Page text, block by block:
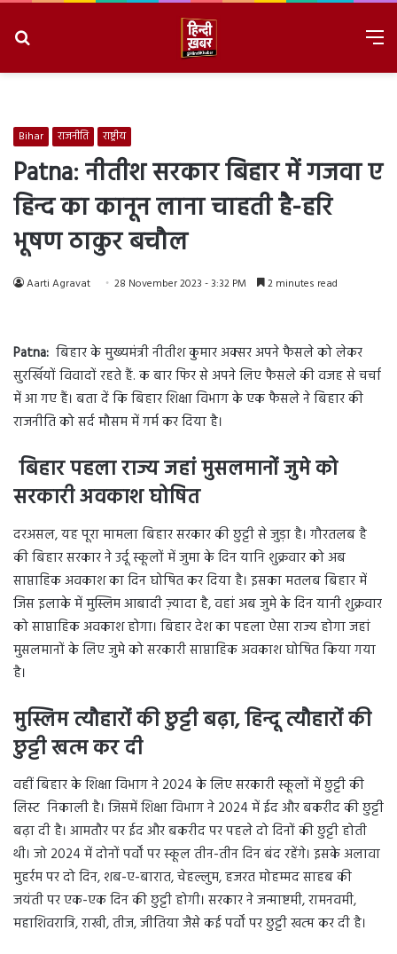
Bihar राजनीति राष्ट्रीय
Patna: नीतीश सरकार बिहार में गजवा ए
हिन्द का कानून लाना चाहती है-हरि
भूषण ठाकुर बचौल
Aarti Agravat 28 November 2023 - 3:32 PM 2 minutes read
Patna: बिहार के मुख्यमंत्री नीतीश कुमार अक्सर अपने फैसले को लेकर
सुरर्खियों विवादों रहते हैं. क बार फिर से अपने लिए फैसले की वजह से चर्चा
में आ गए हैं। बता दें कि बिहार शिक्षा विभाग के एक फैसले ने बिहार की
राजनीति को सर्द मौसम में गर्म कर दिया है।
बिहार पहला राज्य जहां मुसलमानों जुमे को
सरकारी अवकाश घोषित
दरअसल, यह पूरा मामला बिहार सरकार की छुट्टी से जुड़ा है। गौरतलब है
की बिहार सरकार ने उर्दू स्कूलों में जुमा के दिन यानि शुक्रवार को अब
साप्ताहिक अवकाश का दिन घोषित कर दिया है। इसका मतलब बिहार में
जिस इलाके में मुस्लिम आबादी ज़्यादा है, वहां अब जुमे के दिन यानी शुक्रवार
को साप्ताहिक अवकाश होगा। बिहार देश का पहला ऐसा राज्य होगा जहां
मुसलमानों के लिए जुमे को सरकारी साप्ताहिक अवकाश घोषित किया गया
है।
मुस्लिम त्यौहारों की छुट्टी बढ़ा, हिन्दू त्यौहारों की
छुट्टी खत्म कर दी
वहीं बिहार के शिक्षा विभाग ने 2024 के लिए सरकारी स्कूलों में छुट्टी की
लिस्ट निकाली है। जिसमें शिक्षा विभाग ने 2024 में ईद और बकरीद की छुट्टी
बढ़ा दी है। आमतौर पर ईद और बकरीद पर पहले दो दिनों की छुट्टी होती
थी। जो 2024 में दोनों पर्वों पर स्कूल तीन-तीन दिन बंद रहेंगे। इसके अलावा
मुहर्रम पर दो दिन, शब-ए-बारात, चेहल्लुम, हजरत मोहम्मद साहब की
जयंती पर एक-एक दिन की छुट्टी होगी। सरकार ने जन्माष्टमी, रामनवमी,
महाशिवरात्रि, राखी, तीज, जीतिया जैसे कई पर्वों पर छुट्टी खत्म कर दी है।